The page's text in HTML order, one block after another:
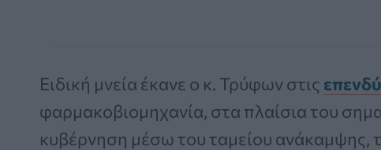
Ειδική μνεία έκανε ο κ. Τρύφων στις
φαρμακοβιομηχανία, στα πλαίσια του
κυβέρνηση μέσω του ταμείου ανάκαμψης,